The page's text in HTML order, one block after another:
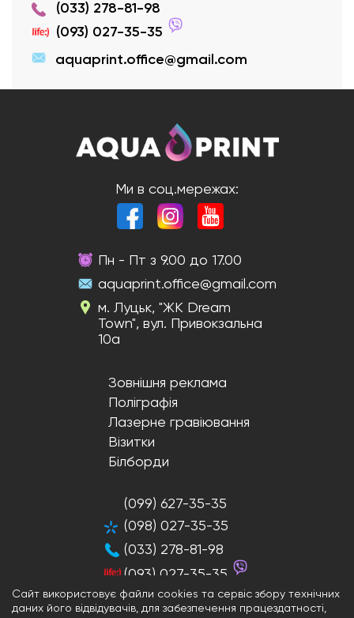
(033) 278-81-98
(093) 027-35-35
aquaprint.office@gmail.com
Ми в соц.мережах:
Пн - Пт з 9.00 до 17.00
aquaprint.office@gmail.com
м. Луцьк, "ЖК Dream
Town", вул. Привокзальна
10а
Зовнішня реклама
Поліграфія
Лазерне гравіювання
Візитки
Білборди
(099) 627-35-35
(098) 027-35-35
(033) 278-81-98
(093) 027-35-35
Сайт використовує файли cookies та сервіс збору технічних
даних його відвідувачів, для забезпечення працездатності,